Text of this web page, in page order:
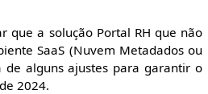
que a solução Portal RH que não
SaaS (Nuvem Metadados ou
de alguns ajustes para garantir o
2024.